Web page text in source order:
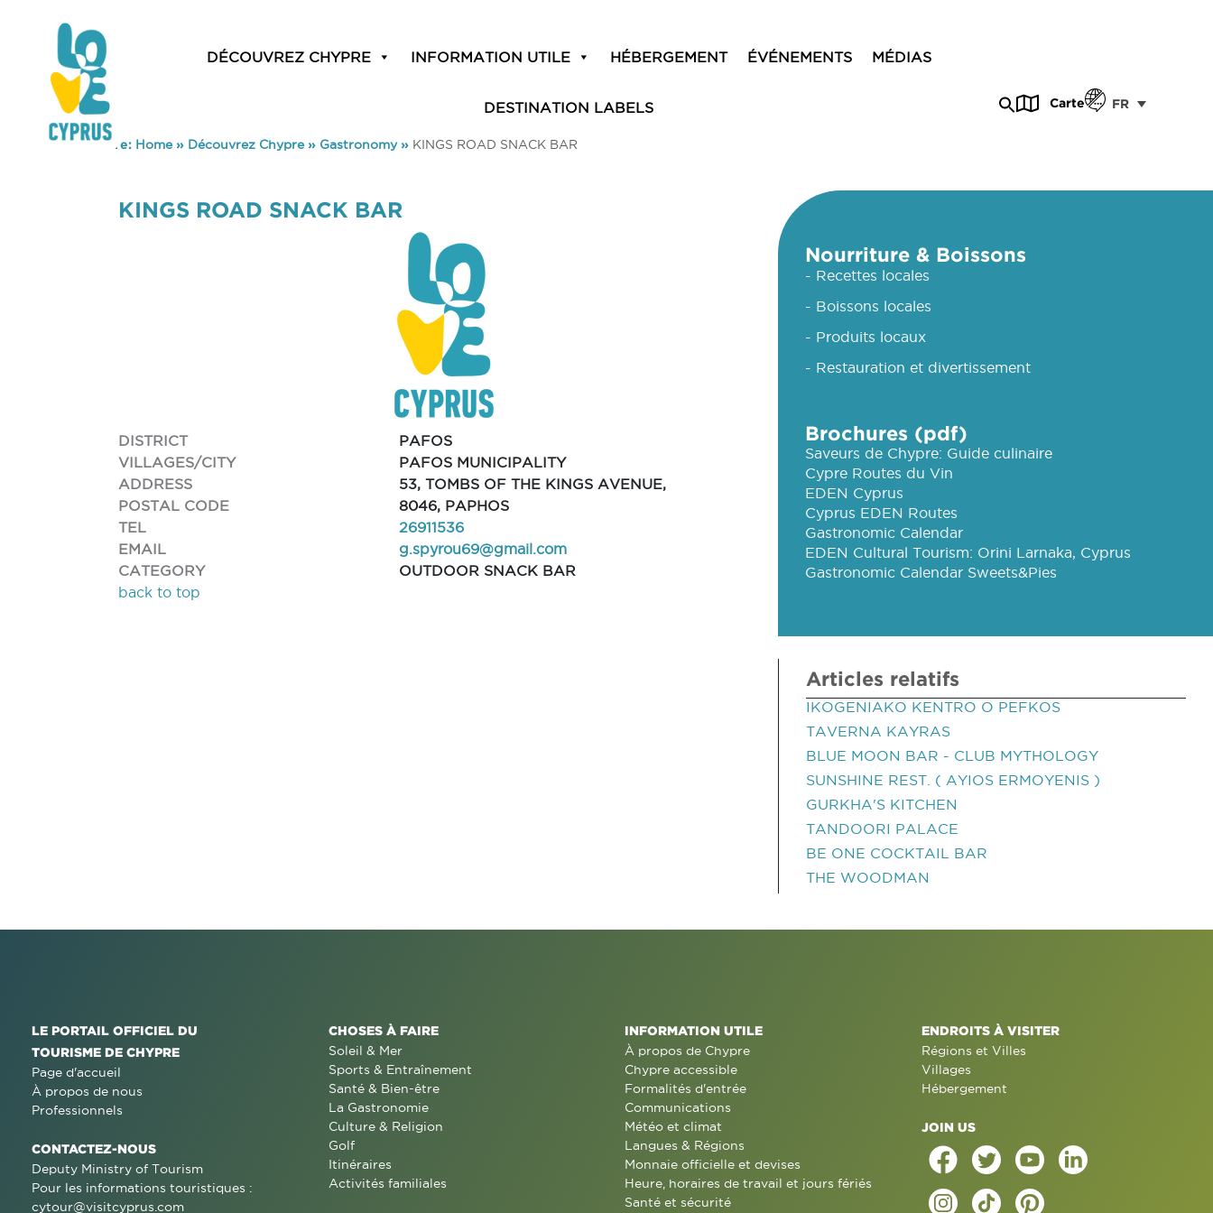
DÉCOUVREZ CHYPRE INFORMATION UTILE HÉBERGEMENT ÉVÉNEMENTS MÉDIAS
DESTINATION LABELS Carte FR
You are here: Home» Découvrez Chypre» Gastronomy» KINGS ROAD SNACK BAR
KINGS ROAD SNACK BAR
DISTRICT
PAFOS
VILLAGES/CITY
PAFOS MUNICIPALITY
ADDRESS
53, TOMBS OF THE KINGS AVENUE,
POSTAL CODE
8046, PAPHOS
TEL
26911536
EMAIL
g.spyrou69@gmail.com
CATEGORY
OUTDOOR SNACK BAR
back to top
Nourriture & Boissons
- Recettes locales
- Boissons locales
- Produits locaux
- Restauration et divertissement
Brochures (pdf)
Saveurs de Chypre: Guide culinaire
Cypre Routes du Vin
EDEN Cyprus
Cyprus EDEN Routes
Gastronomic Calendar
EDEN Cultural Tourism: Orini Larnaka, Cyprus
Gastronomic Calendar Sweets&Pies
Articles relatifs
IKOGENIAKO KENTRO O PEFKOS
TAVERNA KAYRAS
BLUE MOON BAR - CLUB MYTHOLOGY
SUNSHINE REST. ( AYIOS ERMOYENIS )
GURKHA'S KITCHEN
TANDOORI PALACE
BE ONE COCKTAIL BAR
THE WOODMAN
LE PORTAIL OFFICIEL DU
TOURISME DE CHYPRE
Page d'accueil
À propos de nous
Professionnels
CONTACTEZ-NOUS
Deputy Ministry of Tourism
Pour les informations touristiques :
cytour@visitcyprus.com
CHOSES À FAIRE
Soleil & Mer
Sports & Entraînement
Santé & Bien-être
La Gastronomie
Culture & Religion
Golf
Itinéraires
Activités familiales
INFORMATION UTILE
À propos de Chypre
Chypre accessible
Formalités d'entrée
Communications
Météo et climat
Langues & Régions
Monnaie officielle et devises
Heure, horaires de travail et jours fériés
Santé et sécurité
ENDROITS À VISITER
Régions et Villes
Villages
Hébergement
JOIN US